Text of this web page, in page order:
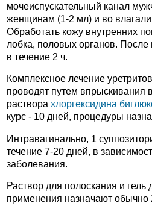
мочеиспускательный канал
женщинам (1-2 мл) и во
Обработать кожу внутренних
лобка, половых органов.
в течение 2 ч.
Комплексное лечение
проводят путем впрыскивания
раствора хлоргексидина
курс - 10 дней, процедуры
Интравагинально, 1
течение 7-20 дней, в
заболевания.
Раствор для полоскания и гель
применения назначают обычно